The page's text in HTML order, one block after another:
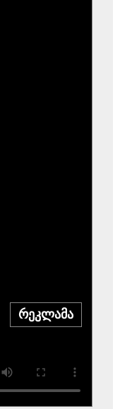
რეკლამა